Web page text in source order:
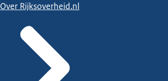
Over Rijksoverheid.nl